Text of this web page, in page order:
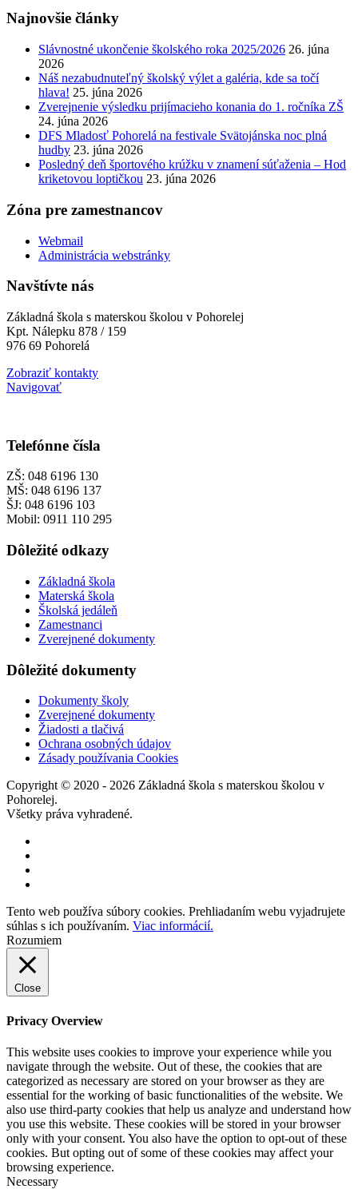
Najnovšie články
Slávnostné ukončenie školského roka 2025/2026 26. júna
2026
Náš nezabudnuteľný školský výlet a galéria, kde sa točí
hlava! 25. júna 2026
Zverejnenie výsledku prijímacieho konania do 1. ročníka ZŠ
24. júna 2026
DFS Mladosť Pohorelá na festivale Svätojánska noc plná
hudby 23. júna 2026
Posledný deň športového krúžku v znamení súťaženia – Hod
kriketovou loptičkou 23. júna 2026
Zóna pre zamestnancov
Webmail
Administrácia webstránky
Navštívte nás
Základná škola s materskou školou v Pohorelej
Kpt. Nálepku 878 / 159
976 69 Pohorelá
Zobraziť kontakty
Navigovať
Telefónne čísla
ZŠ: 048 6196 130
MŠ: 048 6196 137
ŠJ: 048 6196 103
Mobil: 0911 110 295
Dôležité odkazy
Základná škola
Materská škola
Školská jedáleň
Zamestnanci
Zverejnené dokumenty
Dôležité dokumenty
Dokumenty školy
Zverejnené dokumenty
Žiadosti a tlačivá
Ochrana osobných údajov
Zásady používania Cookies
Copyright © 2020 - 2026 Základná škola s materskou školou v
Pohorelej.
Všetky práva vyhradené.
Tento web používa súbory cookies. Prehliadaním webu vyjadrujete
súhlas s ich používaním. Viac informácií.
Rozumiem
Close
Privacy Overview
This website uses cookies to improve your experience while you
navigate through the website. Out of these, the cookies that are
categorized as necessary are stored on your browser as they are
essential for the working of basic functionalities of the website. We
also use third-party cookies that help us analyze and understand how
you use this website. These cookies will be stored in your browser
only with your consent. You also have the option to opt-out of these
cookies. But opting out of some of these cookies may affect your
browsing experience.
Necessary